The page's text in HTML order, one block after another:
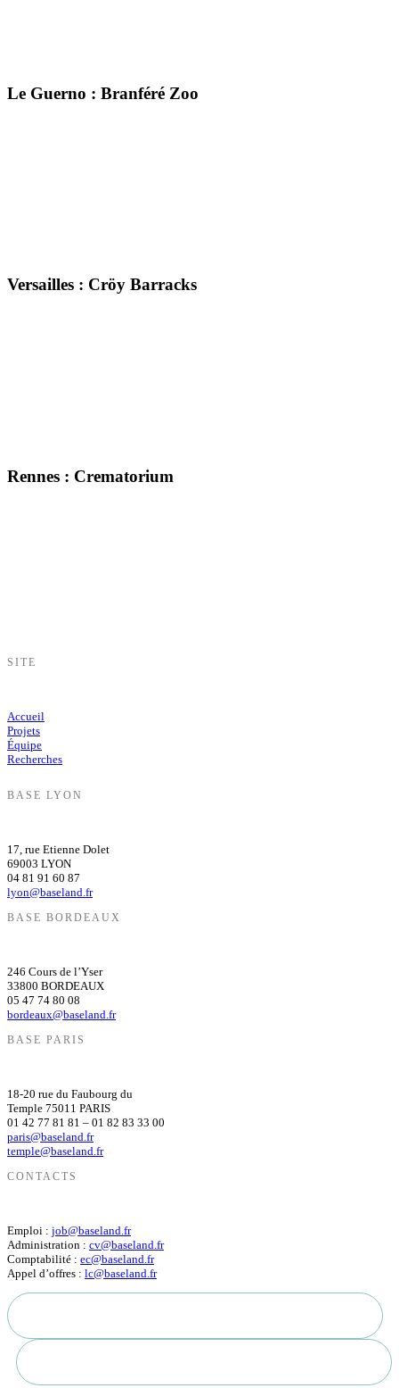
Le Guerno : Branféré Zoo
Versailles : Cröy Barracks
Rennes : Crematorium
SITE
Accueil
Projets
Équipe
Recherches
BASE LYON
17, rue Etienne Dolet
69003 LYON
04 81 91 60 87
lyon@baseland.fr
BASE BORDEAUX
246 Cours de l’Yser
33800 BORDEAUX
05 47 74 80 08
bordeaux@baseland.fr
BASE PARIS
18-20 rue du Faubourg du
Temple 75011 PARIS
01 42 77 81 81 – 01 82 83 33 00
paris@baseland.fr
temple@baseland.fr
CONTACTS
Emploi : job@baseland.fr
Administration : cv@baseland.fr
Comptabilité : ec@baseland.fr
Appel d’offres : lc@baseland.fr